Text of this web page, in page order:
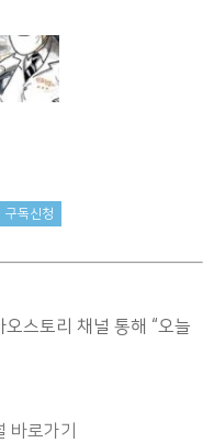
스토리 채널 통해 “오늘
바로가기